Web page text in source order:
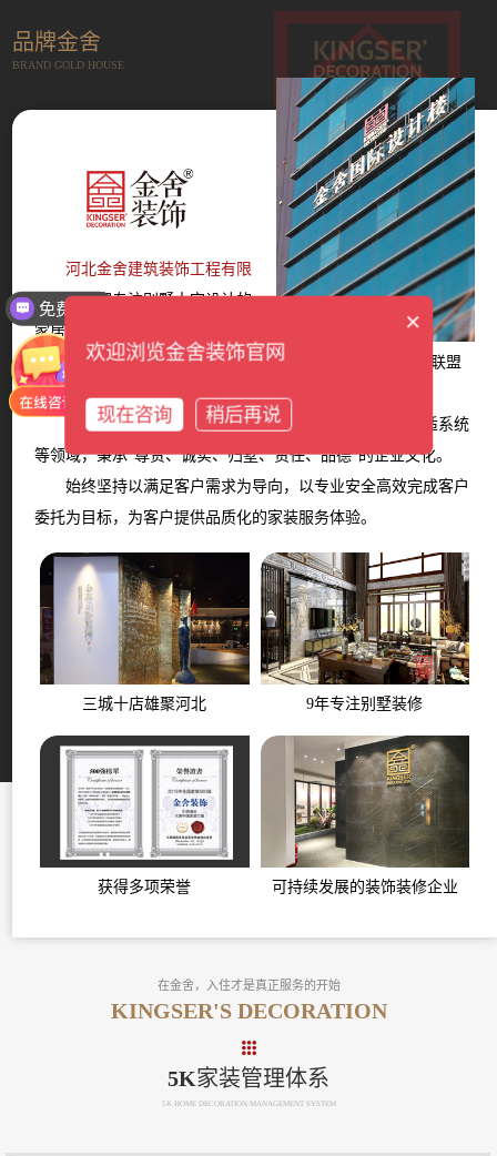
品牌金舍
BRAND GOLD HOUSE
河北金舍建筑装饰工程有限
公司是一家专注别墅大宅设计的
家居服务平台，成立于2014年。
现拥有12大墅级设计师团队、6大服务体系、多家战略联盟
商家。
产品覆盖设计、装修、主材、软装、家电、智能、舒适系统
等领域，秉承“尊贵、诚实、归墅、责任、品德”的企业文化。
始终坚持以满足客户需求为导向，以专业安全高效完成客户
委托为目标，为客户提供品质化的家装服务体验。
三城十店雄聚河北 9年专注别墅装修
获得多项荣誉 可持续发展的装饰装修企业
在金舍，入住才是真正服务的开始
KINGSER'S DECORATION
5K家装管理体系
5K HOME DECORATION MANAGEMENT SYSTEM
免费报价 ×
欢迎浏览金舍装饰官网
现在咨询 稍后再说